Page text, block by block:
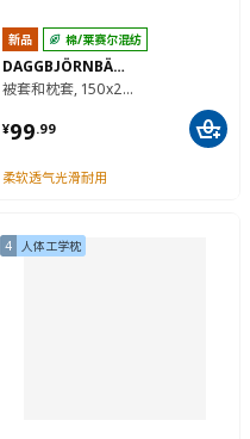
新品 棉/莱赛尔混纺
DAGGBJÖRNBÄR 达格比奥巴
被套和枕套, 150x200/50x80 厘米
¥99.99
¥ 99.99
柔软透气光滑耐用
4 人体工学枕